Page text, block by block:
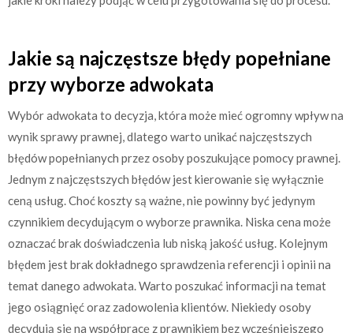
Jakie są najczęstsze błędy popełniane
przy wyborze adwokata
Wybór adwokata to decyzja, która może mieć ogromny wpływ na
wynik sprawy prawnej, dlatego warto unikać najczęstszych
błędów popełnianych przez osoby poszukujące pomocy prawnej.
Jednym z najczęstszych błędów jest kierowanie się wyłącznie
ceną usług. Choć koszty są ważne, nie powinny być jedynym
czynnikiem decydującym o wyborze prawnika. Niska cena może
oznaczać brak doświadczenia lub niską jakość usług. Kolejnym
błędem jest brak dokładnego sprawdzenia referencji i opinii na
temat danego adwokata. Warto poszukać informacji na temat
jego osiągnięć oraz zadowolenia klientów. Niekiedy osoby
decydują się na współpracę z prawnikiem bez wcześniejszego